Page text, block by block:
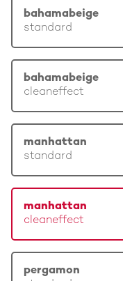
bahamabeige
standard
bahamabeige
cleaneffect
manhattan
standard
manhattan
cleaneffect
pergamon